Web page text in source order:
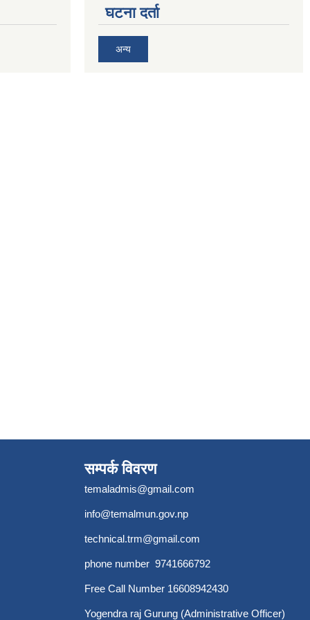
घटना दर्ता
अन्य
सम्पर्क विवरण
temaladmis@gmail.com
info@temalmun.gov.np
technical.trm@gmail.com
phone number 9741666792
Free Call Number 16608942430
Yogendra raj Gurung (Administrative Officer)